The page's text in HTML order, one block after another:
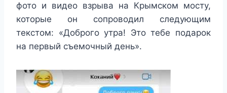
фото и видео взрыва на Крымском мосту,
которые он сопроводил следующим
текстом: «Доброго утра! Это тебе подарок
на первый съемочный день».